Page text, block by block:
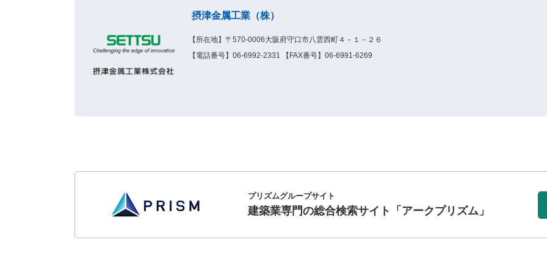
摂津金属工業（株）
【所在地】〒570-0006大阪府守口市八雲西町４－１－２６
【電話番号】06-6992-2331 【FAX番号】06-6991-6269
プリズムグループサイト
建築業専門の総合検索サイト 「アークプリズム」